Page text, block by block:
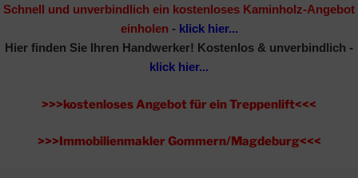
Schnell und unverbindlich ein kostenloses Kaminholz-Angebot
einholen -klick hier...
Hier finden Sie Ihren Handwerker! Kostenlos & unverbindlich -
klick hier...
>>>kostenloses Angebot für ein Treppenlift<<<
>>>Immobilienmakler Gommern/Magdeburg<<<